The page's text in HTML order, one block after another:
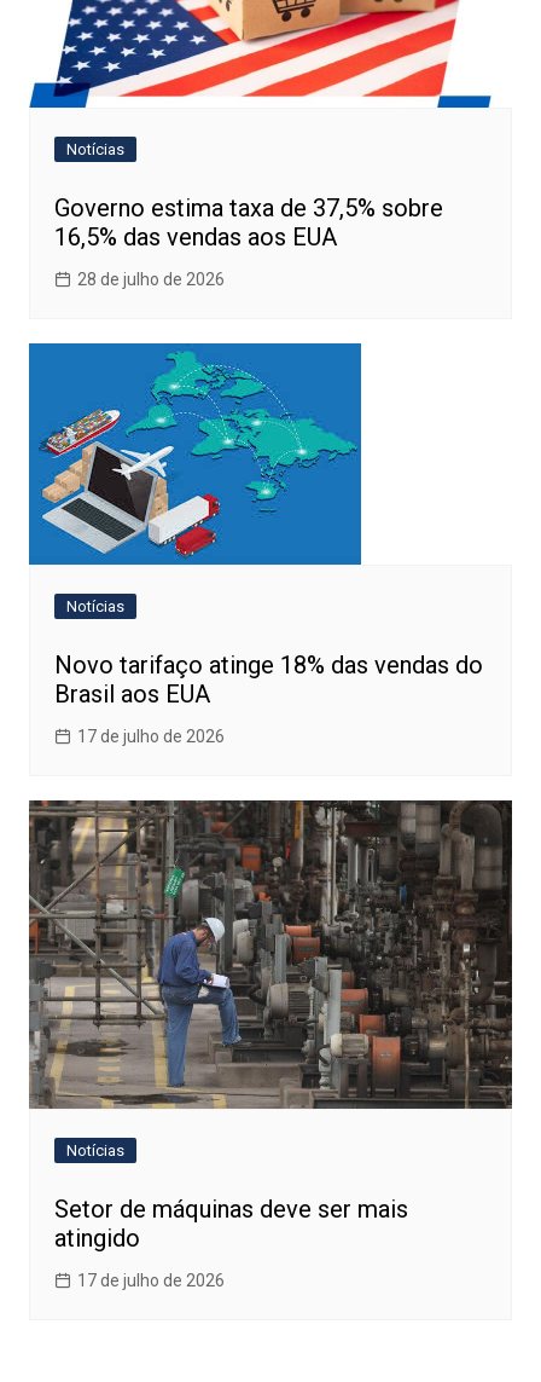
Notícias
Governo estima taxa de 37,5% sobre
16,5% das vendas aos EUA
28 de julho de 2026
Notícias
Novo tarifaço atinge 18% das vendas do
Brasil aos EUA
17 de julho de 2026
Notícias
Setor de máquinas deve ser mais
atingido
17 de julho de 2026